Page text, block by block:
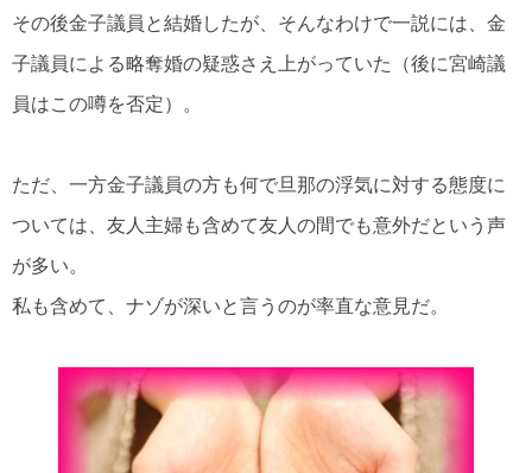
その後金子議員と結婚したが、そんなわけで一説には、金
子議員による略奪婚の疑惑さえ上がっていた（後に宮崎議
員はこの噂を否定）。
ただ、一方金子議員の方も何で旦那の浮気に対する態度に
ついては、友人主婦も含めて友人の間でも意外だという声
が多い。
私も含めて、ナゾが深いと言うのが率直な意見だ。